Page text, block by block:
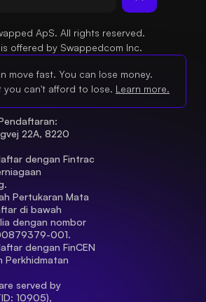
ApS. All rights reserved.
offered by Swappedcom Inc.
move fast. You can lose money.
you can't afford to lose. Learn more.
22A, 8220
dengan Fintrac
Pertukaran Mata
di bawah
dengan nombor
001.
dengan FinCEN
Perkhidmatan
served by
10905),